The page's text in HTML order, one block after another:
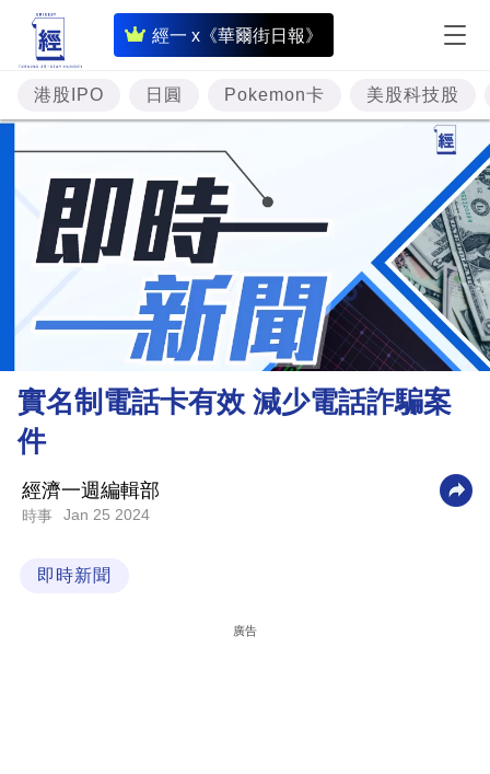
經一 x《華爾街日報》
即
時
財
經
專
題
投
資
樓
市
財
業
科
港股IPO 日圓 Pokemon卡 美股科技股
實名制電話卡有效 減少電話詐騙案
件
經濟一週編輯部
時事 Jan 25 2024
即時新聞
廣告